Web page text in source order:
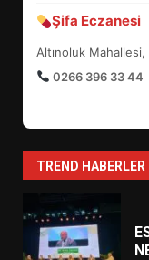
Şifa Eczanesi
Altınoluk
0266 396 33 44
TREND HABERLER
7
1